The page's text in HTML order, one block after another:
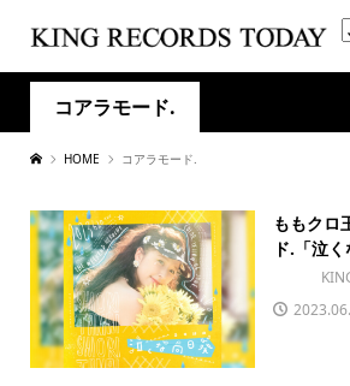
コアラモード.
HOME コアラモード.
ももクロ
ド.「泣